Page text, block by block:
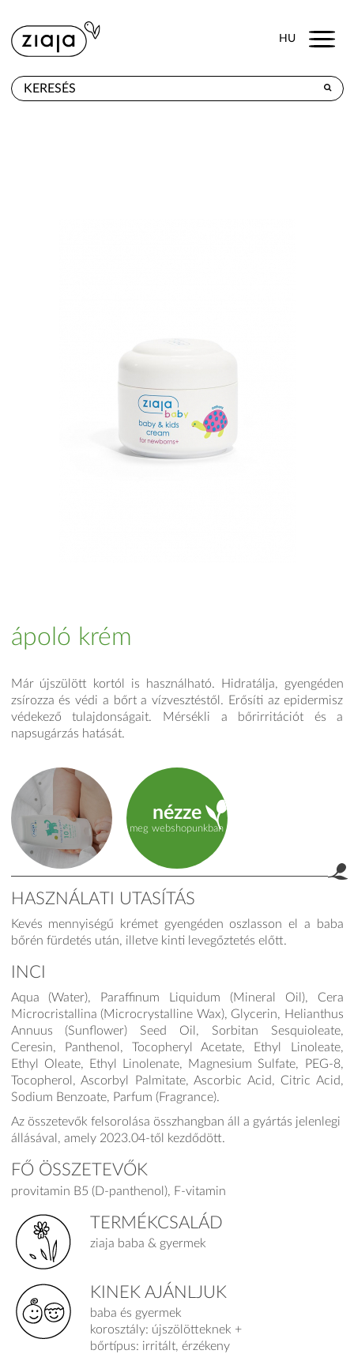
HU Menu
ápoló krém
Már újszülött kortól is használható. Hidratálja, gyengéden
zsírozza és védi a bőrt a vízvesztéstől. Erősíti az epidermisz
védekező tulajdonságait. Mérsékli a bőrirritációt és a
napsugárzás hatását.
product.label.guide
nézze
meg webshopunkban
HASZNÁLATI UTASÍTÁS
Kevés mennyiségű krémet gyengéden oszlasson el a baba
bőrén fürdetés után, illetve kinti levegőztetés előtt.
INCI
Aqua (Water), Paraffinum Liquidum (Mineral Oil), Cera
Microcristallina (Microcrystalline Wax), Glycerin, Helianthus
Annuus (Sunflower) Seed Oil, Sorbitan Sesquioleate,
Ceresin, Panthenol, Tocopheryl Acetate, Ethyl Linoleate,
Ethyl Oleate, Ethyl Linolenate, Magnesium Sulfate, PEG-8,
Tocopherol, Ascorbyl Palmitate, Ascorbic Acid, Citric Acid,
Sodium Benzoate, Parfum (Fragrance).
Az összetevők felsorolása összhangban áll a gyártás jelenlegi
állásával, amely 2023.04-től kezdődött.
FŐ ÖSSZETEVŐK
provitamin B5 (D-panthenol), F-vitamin
TERMÉKCSALÁD
ziaja baba & gyermek
KINEK AJÁNLJUK
baba és gyermek
korosztály: újszölötteknek +
bőrtípus: irritált, érzékeny